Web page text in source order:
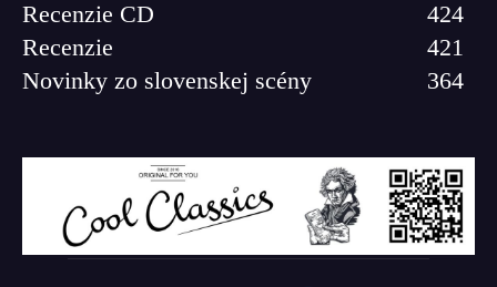
Recenzie CD
424
Recenzie
421
Novinky zo slovenskej scény
364